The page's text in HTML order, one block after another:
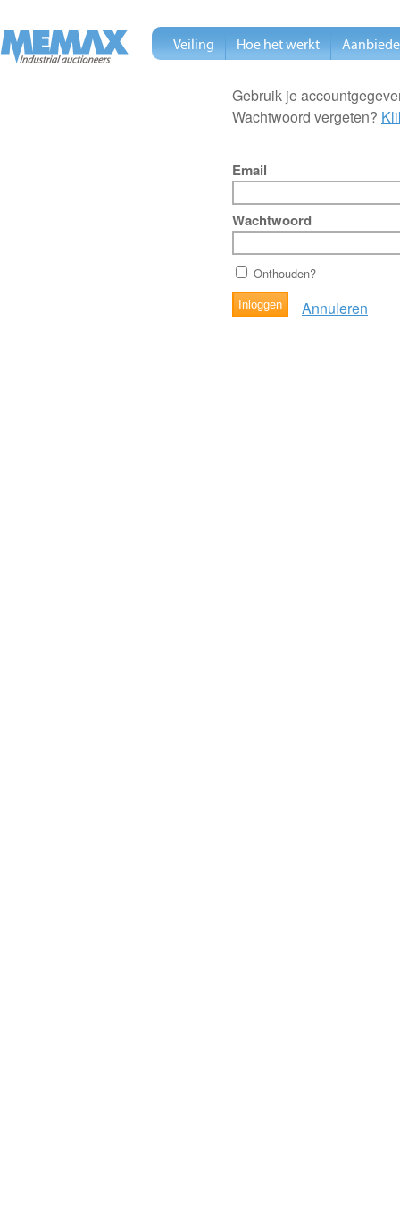
Gebruik je
Wachtwoord vergeten?
Email
Wachtwoord
Onthouden?
Annuleren
Veiling Hoe het werkt